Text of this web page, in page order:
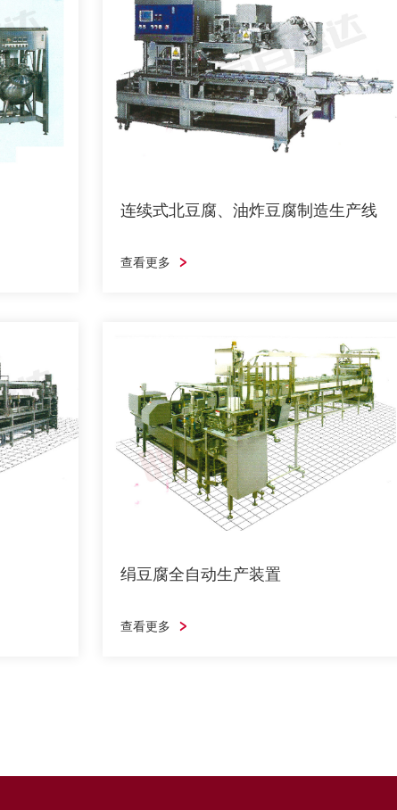
豆中的
的豆乳
连续式北豆腐、油炸豆腐制造生产线
查看更多
连续式北豆腐、油炸豆腐制造生产
线
置
艺要求
绢豆腐全自动生产装置
查看更多
绢豆腐全自动生产装置
并无需熟练技术要求。触摸屏式操作，使操作
更加简单化。